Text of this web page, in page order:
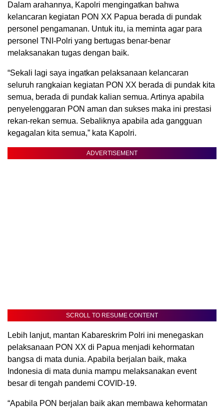
Dalam arahannya, Kapolri mengingatkan bahwa
kelancaran kegiatan PON XX Papua berada di pundak
personel pengamanan. Untuk itu, ia meminta agar para
personel TNI-Polri yang bertugas benar-benar
melaksanakan tugas dengan baik.
“Sekali lagi saya ingatkan pelaksanaan kelancaran
seluruh rangkaian kegiatan PON XX berada di pundak kita
semua, berada di pundak kalian semua. Artinya apabila
penyelenggaran PON aman dan sukses maka ini prestasi
rekan-rekan semua. Sebaliknya apabila ada gangguan
kegagalan kita semua,” kata Kapolri.
ADVERTISEMENT
SCROLL TO RESUME CONTENT
Lebih lanjut, mantan Kabareskrim Polri ini menegaskan
pelaksanaan PON XX di Papua menjadi kehormatan
bangsa di mata dunia. Apabila berjalan baik, maka
Indonesia di mata dunia mampu melaksanakan event
besar di tengah pandemi COVID-19.
“Apabila PON berjalan baik akan membawa kehormatan